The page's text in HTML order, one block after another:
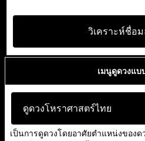
วิเคราะห์ชื่อ
เมนูดูดวงแบ
ดูดวงโหราศาสตร์ไทย
เป็นการดูดวงโดยอาศัยตำแหน่งของ